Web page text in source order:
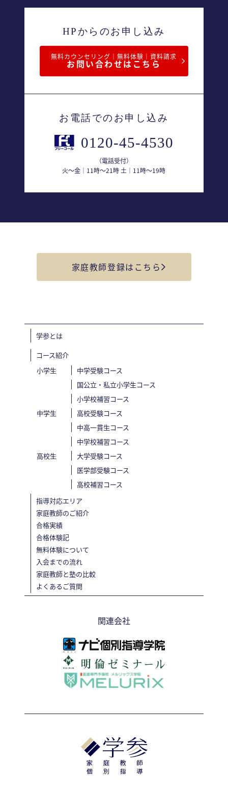
HPからのお申し込み
無料カウンセリング｜無料体験｜資料請求
お問い合わせはこちら
お電話でのお申し込み
0120-45-4530
（電話受付）
火〜金｜11時〜21時 土｜11時〜19時
家庭教師登録はこちら
学参とは
コース紹介
小学生
中学受験コース
国公立・私立小学生コース
小学校補習コース
中学生
高校受験コース
中高一貫生コース
中学校補習コース
高校生
大学受験コース
医学部受験コース
高校補習コース
指導対応エリア
家庭教師のご紹介
合格実績
合格体験記
無料体験について
入会までの流れ
家庭教師と塾の比較
よくあるご質問
関連会社